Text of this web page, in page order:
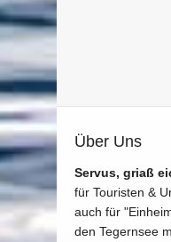
Über Uns
Servus, griaß
für Touristen &
auch für
den Tegernsee